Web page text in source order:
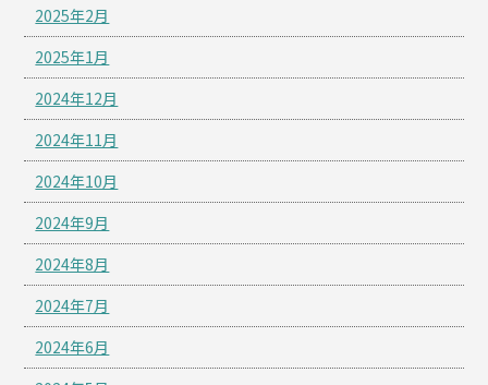
2025年2月
2025年1月
2024年12月
2024年11月
2024年10月
2024年9月
2024年8月
2024年7月
2024年6月